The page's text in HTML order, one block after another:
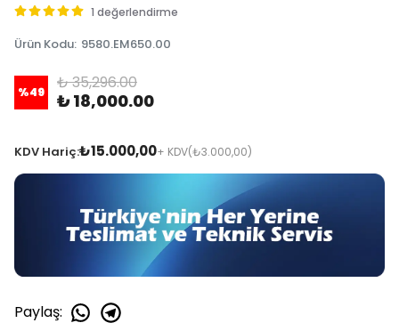
1 değerlendirme
Ürün Kodu: 9580.EM650.00
%49 ₺ 35,296.00
₺ 18,000.00
KDV Hariç:₺15.000,00+ KDV(₺3.000,00)
Paylaş: